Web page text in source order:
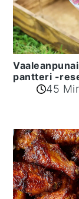
pantteri -
45